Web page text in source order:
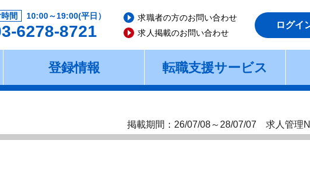
間 10:00～19:00(平日）
6278-8721
求職者の方のお問い合わせ
求人掲載のお問い合わせ
ログイ
登録情報 転職支援サービス
掲載期間：26/07/08～28/07/07 求人管理